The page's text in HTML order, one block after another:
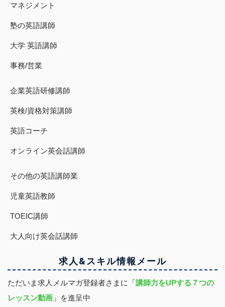
マネジメント
塾の英語講師
大学 英語講師
事務/営業
企業英語研修講師
英検/資格対策講師
英語コーチ
オンライン英会話講師
その他の英語講師業
児童英語教師
TOEIC講師
大人向け英会話講師
求人&スキル情報 メール
ただいま求人メルマガ登録者さまに「講師力をUPする７つの
レッスン動画 」を進呈中